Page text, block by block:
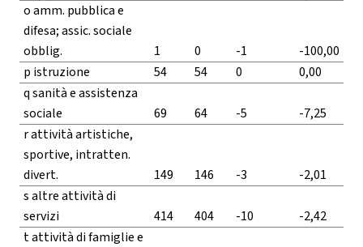
o amm. pubblica e
difesa; assic. sociale
obblig.
1 0 -1
-100,00
p istruzione
54 54 0
0,00
q sanità e assistenza
sociale
69 64 -5
-7,25
r attività artistiche,
sportive, intratten.
divert.
149 146 -3
-2,01
s altre attività di
servizi
414 404 -10
-2,42
t attività di famiglie e